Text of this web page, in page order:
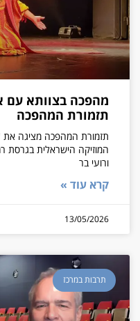
מהפכה בצוותא עם
תזמורת המהפכה
תזמורת המהפכה מציגה את
המוזיקה הישראלית בגרסת
ורועי בר
קרא עוד »
13/05/2026
תרבות במרכז